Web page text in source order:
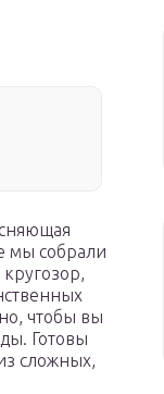
мы собрали
чтобы вы
Готовы
сложных,